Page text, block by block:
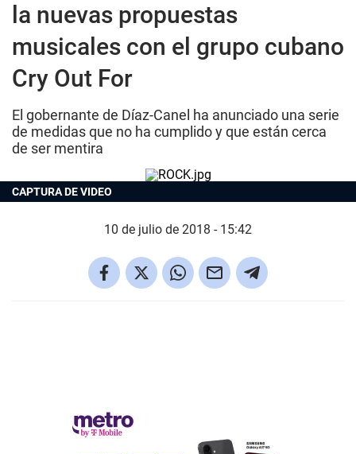
la nuevas propuestas
musicales con el grupo cubano
Cry Out For
El gobernante de Díaz-Canel ha anunciado una serie
de medidas que no ha cumplido y que están cerca
de ser mentira
CAPTURA DE VIDEO
10 de julio de 2018 - 15:42